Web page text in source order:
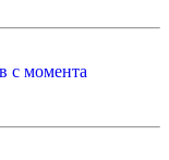
с момента